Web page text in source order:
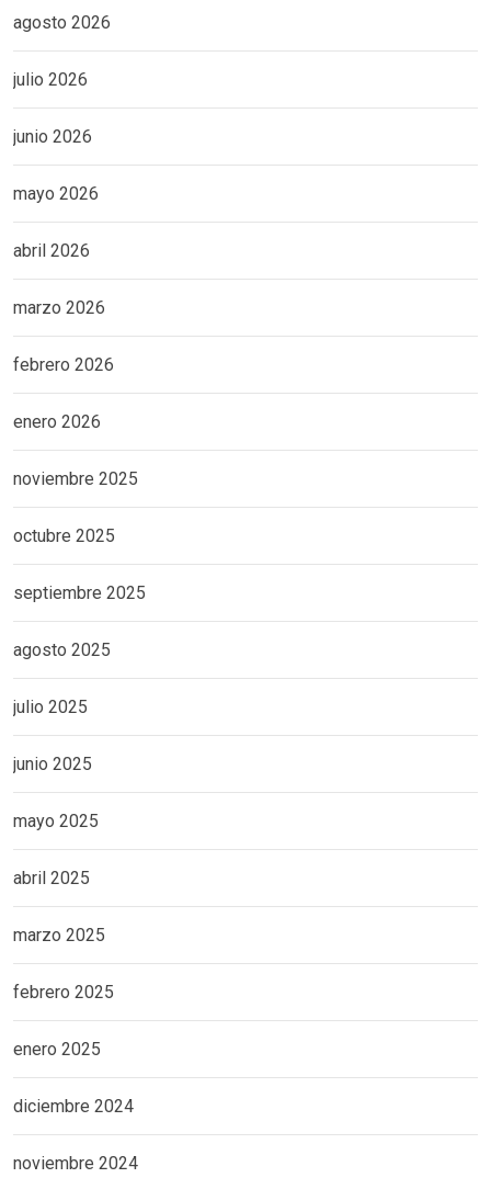
agosto 2026
julio 2026
junio 2026
mayo 2026
abril 2026
marzo 2026
febrero 2026
enero 2026
noviembre 2025
octubre 2025
septiembre 2025
agosto 2025
julio 2025
junio 2025
mayo 2025
abril 2025
marzo 2025
febrero 2025
enero 2025
diciembre 2024
noviembre 2024